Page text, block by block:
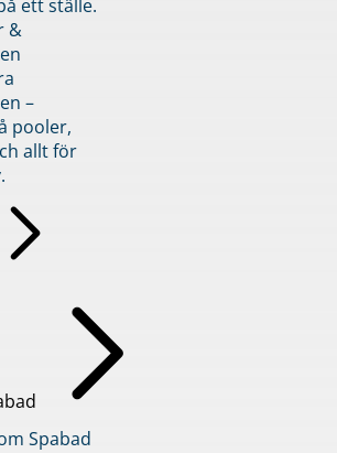
ett ställe.
&
–
pooler,
allt för
Spabad